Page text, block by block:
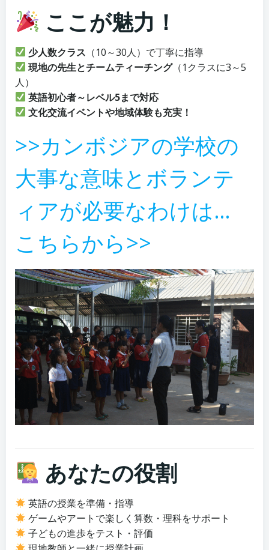
ここが魅力！
少人数クラス （10～30人）で丁寧に指導
現地の先生とチームティーチング（1クラスに3～5
人）
英語初心者～レベル5まで対応
文化交流イベントや地域体験も充実！
>>カンボジアの学校の
大事な意味とボランテ
ィアが必要なわけは…
こちらから>>
あなたの役割
英語の授業を準備・指導
ゲームやアートで楽しく算数・理科をサポート
子どもの進歩をテスト・評価